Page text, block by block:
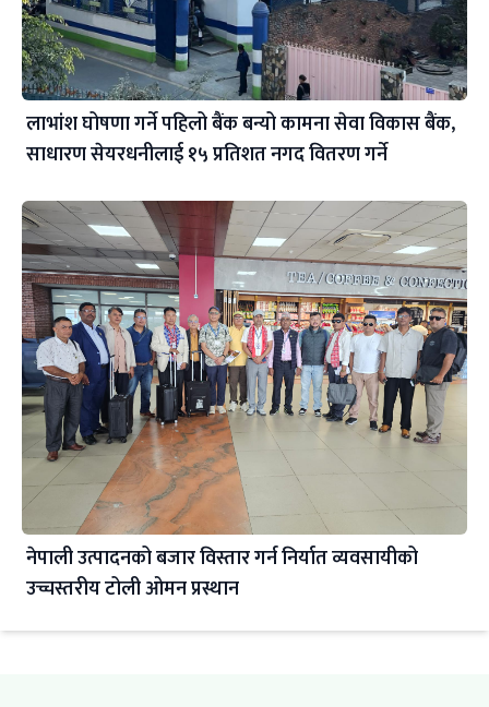
लाभांश घोषणा गर्ने पहिलो बैंक बन्यो कामना सेवा विकास बैंक,
साधारण सेयरधनीलाई १५ प्रतिशत नगद वितरण गर्ने
नेपाली उत्पादनको बजार विस्तार गर्न निर्यात व्यवसायीको
उच्चस्तरीय टोली ओमन प्रस्थान